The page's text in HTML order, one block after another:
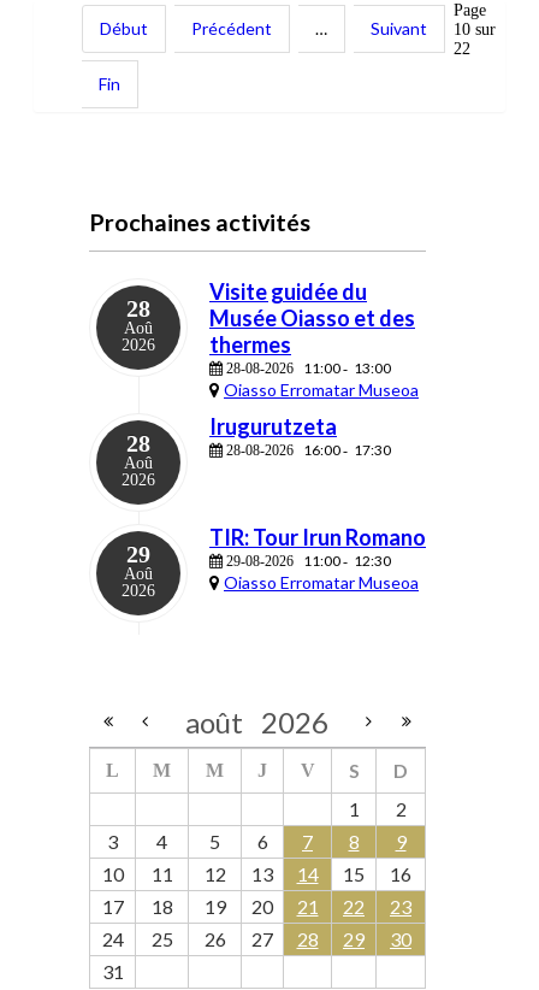
Début Précédent … Suivant
Fin
Page
10 sur
22
Prochaines activités
28
Aoû
2026
Visite guidée du
Musée Oiasso et des
thermes
28-08-2026 11:00- 13:00
Oiasso Erromatar Museoa
28
Aoû
2026
Irugurutzeta
28-08-2026 16:00- 17:30
29
Aoû
2026
TIR: Tour Irun Romano
29-08-2026 11:00- 12:30
Oiasso Erromatar Museoa
août 2026
L M M J V S
D
1
2
3
4 5 6 7 8
9
10
11 12 13 14 15
16
17
18 19 20 21 22
23
24
25 26 27 28 29
30
31